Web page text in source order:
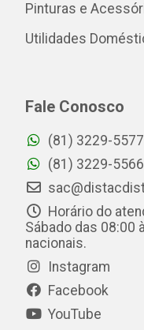
Pinturas e
Utilidades
Fale Conosco
(81) 3229-
(81) 3229-
Horário do
Sábado das 08:00
nacionais.
Instagram
Facebook
YouTube